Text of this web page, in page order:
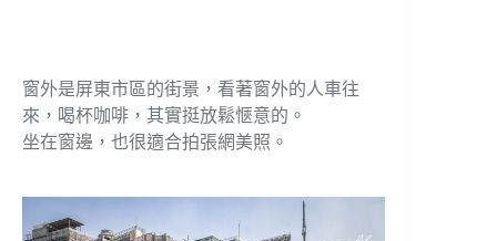
窗外是屏東市區的街景，看著窗外的人車往
來，喝杯咖啡，其實挺放鬆愜意的。
坐在窗邊，也很適合拍張網美照。